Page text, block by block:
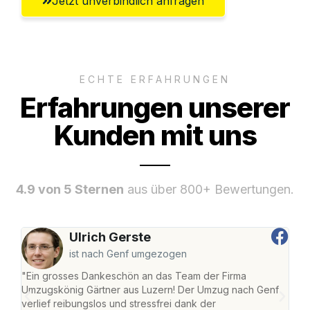
ECHTE ERFAHRUNGEN
Erfahrungen unserer
Kunden mit uns
4.9 von 5 Sternen aus über 800+ Bewertungen.
Ulrich Gerste
ist nach Genf umgezogen
"Ein grosses Dankeschön an das Team der Firma
Umzugskönig Gärtner aus Luzern! Der Umzug nach Genf
verlief reibungslos und stressfrei dank der